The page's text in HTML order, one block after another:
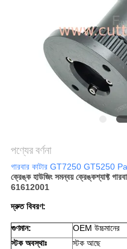
PRIVACY
POLICY
পণ্যের বর্ণনা
গারবার কাটার GT7250 GT5250
ক্রেঙ্ক হাউজিং সমন্বয় ক্রেঙ্কশ্যাফ্ট
61612001
দ্রুত বিবরণ:
গুণমান:
OEM উচ্চমানের
স্টক অবস্থাঃ
স্টক আছে